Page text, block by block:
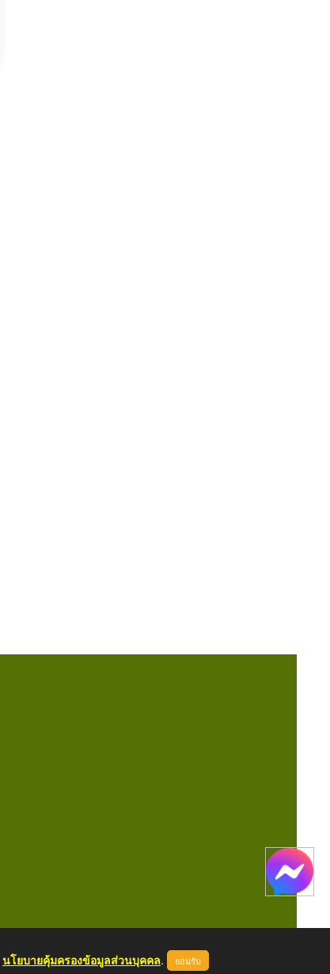
หน้าแรก ผู้ดูแลระบบ
นโยบายคุ้มครองข้อมูลส่วนบุคคล. ยอมรับ